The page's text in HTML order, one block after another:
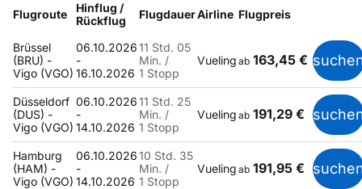
Flugroute
Hinflug /
Rückflug
FlugdauerAirline Flugpreis
Brüssel
(BRU) -
Vigo (VGO)
06.10.2026
-
16.10.2026
11 Std. 05
Min. /
1 Stopp
Vueling ab 163,45 €
Düsseldorf
(DUS) -
Vigo (VGO)
06.10.2026
-
14.10.2026
11 Std. 25
Min. /
1 Stopp
Vueling ab 191,29 €
Hamburg
(HAM) -
Vigo (VGO)
06.10.2026
-
14.10.2026
10 Std. 35
Min. /
1 Stopp
Vueling ab 191,95 €